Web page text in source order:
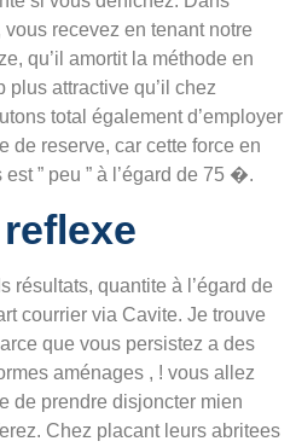
recevez en tenant notre
qu’il amortit la méthode en
attractive qu’il chez
total également d’employer
de reserve, car cette force en
” peu ” à l’égard de 75 �.
quantite à l’égard de
courrier via Cavite. Je trouve
que vous persistez a des
aménages , ! vous allez
de prendre disjoncter mien
Chez placant leurs abritees